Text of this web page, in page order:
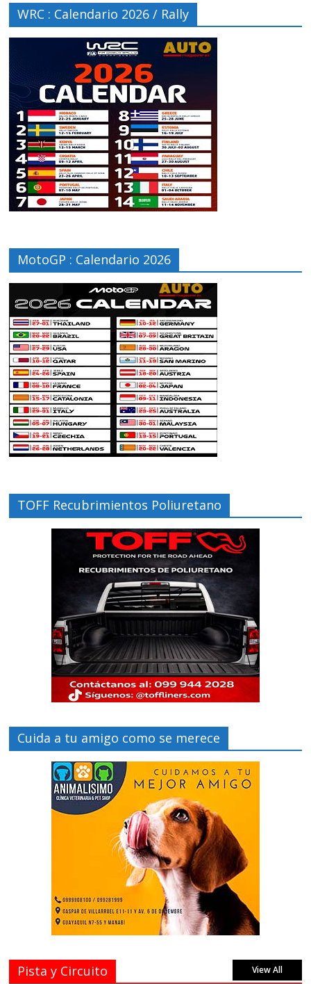
WRC : Calendario 2026 / Rally
MotoGP : Calendario 2026
TOFF Recubrimientos Poliuretano
Cuida a tu amigo como se merece
Pista y Circuito View All